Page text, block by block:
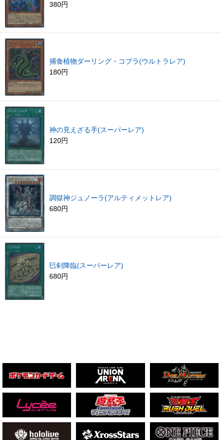
380円
捕食植物ダーリング・コブラ(ウルトラレア)
180円
神の見えざる手(スーパーレア)
120円
調獄神ジュノーラ(アルティメットレア)
680円
巳剣降臨(スーパーレア)
680円